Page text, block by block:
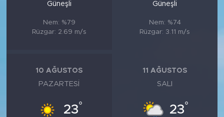
Güneşli
Nem: %79
Rüzgar: 2.69 m/s
Güneşli
Nem: %74
Rüzgar: 3.11 m/s
10 AĞUSTOS
PAZARTESI
23°
11 AĞUSTOS
SALI
23°